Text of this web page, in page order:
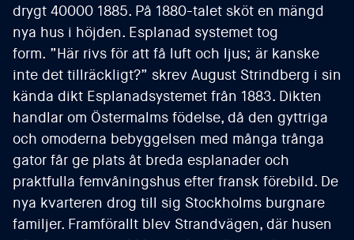
drygt 40000 1885. På 1880-talet sköt en mängd
nya hus i höjden. Esplanad systemet tog
form. ”Här rivs för att få luft och ljus; är kanske
inte det tillräckligt?” skrev August Strindberg i sin
kända dikt Esplanadsystemet från 1883. Dikten
handlar om Östermalms födelse, då den gyttriga
och omoderna bebyggelsen med många trånga
gator får ge plats åt breda esplanader och
praktfulla femvåningshus efter fransk förebild. De
nya kvarteren drog till sig Stockholms burgnare
familjer. Framförallt blev Strandvägen, där husen